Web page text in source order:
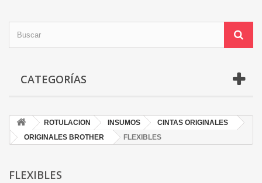
CATEGORÍAS
ROTULACION INSUMOS
CINTAS ORIGINALES
ORIGINALES BROTHER
FLEXIBLES
FLEXIBLES